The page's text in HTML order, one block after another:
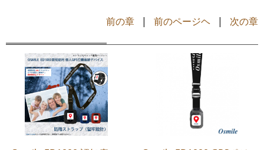
前の章 | 前のページヘ | 次の章